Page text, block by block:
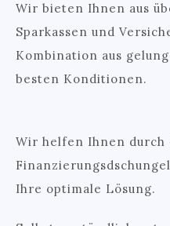
Wir bieten Ihnen aus
Sparkassen und
Kombination aus
besten Konditionen.
Wir helfen Ihnen durch
Ihre optimale Lösung.